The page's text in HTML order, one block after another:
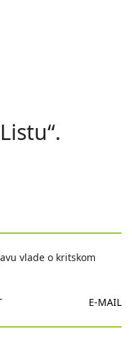
vlade o kritskom
E-MAIL